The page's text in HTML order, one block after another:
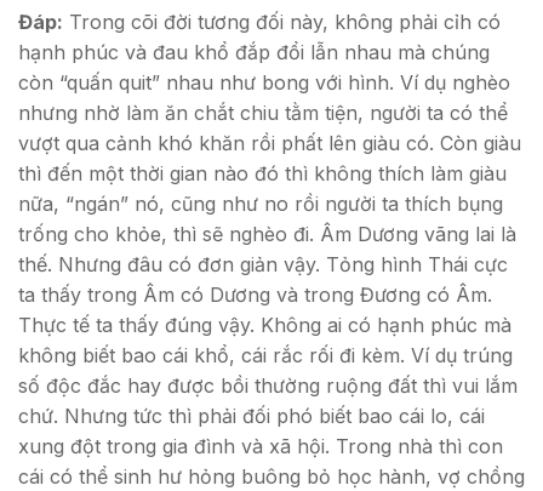
Đáp: Trong cõi đời tương đối này, không phải cỉh có
hạnh phúc và đau khổ đắp đổi lẫn nhau mà chúng
còn “quấn quit” nhau như bong với hình. Ví dụ nghèo
nhưng nhờ làm ăn chắt chiu tằm tiện, người ta có thể
vượt qua cảnh khó khăn rồi phất lên giàu có. Còn giàu
thì đến một thời gian nào đó thì không thích làm giàu
nữa, “ngán” nó, cũng như no rồi người ta thích bụng
trống cho khỏe, thì sẽ nghèo đi. Âm Dương vãng lai là
thế. Nhưng đâu có đơn giản vậy. Tỏng hình Thái cực
ta thấy trong Âm có Dương và trong Đương có Âm.
Thực tế ta thấy đúng vậy. Không ai có hạnh phúc mà
không biết bao cái khổ, cái rắc rối đi kèm. Ví dụ trúng
số độc đắc hay được bồi thường ruộng đất thì vui lắm
chứ. Nhưng tức thì phải đối phó biết bao cái lo, cái
xung đột trong gia đình và xã hội. Trong nhà thì con
cái có thể sinh hư hỏng buông bỏ học hành, vợ chồng